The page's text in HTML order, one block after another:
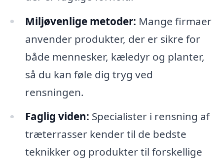
Miljøvenlige metoder: Mange firmaer
anvender produkter, der er sikre for
både mennesker, kæledyr og planter,
så du kan føle dig tryg ved
rensningen.
Faglig viden: Specialister i rensning af
træterrasser kender til de bedste
teknikker og produkter til forskellige